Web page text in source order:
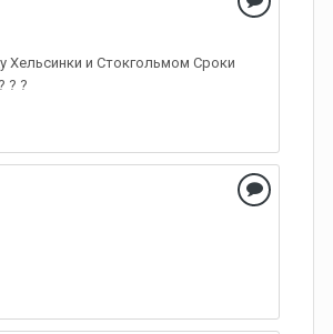
и Стокгольмом Сроки
? ?